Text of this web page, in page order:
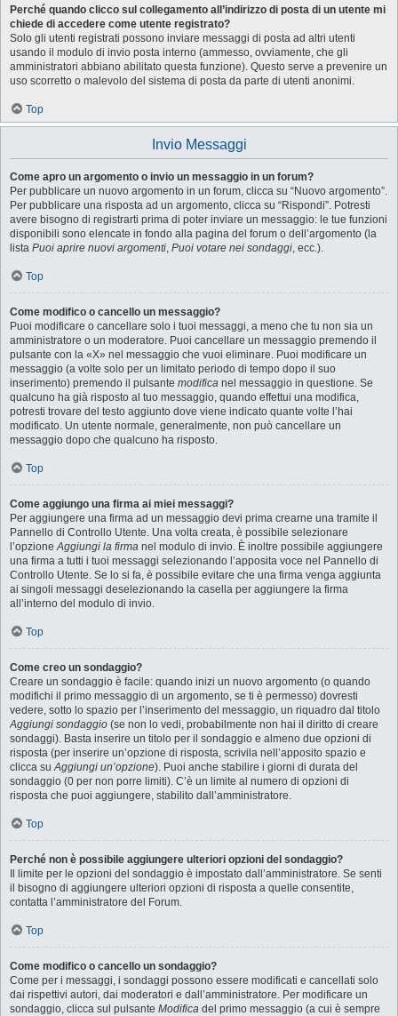
Perché quando clicco sul collegamento all’indirizzo di posta di un utente mi
chiede di accedere come utente registrato?
Solo gli utenti registrati possono inviare messaggi di posta ad altri utenti
usando il modulo di invio posta interno (ammesso, ovviamente, che gli
amministratori abbiano abilitato questa funzione). Questo serve a prevenire un
uso scorretto o malevolo del sistema di posta da parte di utenti anonimi.
Top
Invio Messaggi
Come apro un argomento o invio un messaggio in un forum?
Per pubblicare un nuovo argomento in un forum, clicca su “Nuovo argomento”.
Per pubblicare una risposta ad un argomento, clicca su “Rispondi”. Potresti
avere bisogno di registrarti prima di poter inviare un messaggio: le tue funzioni
disponibili sono elencate in fondo alla pagina del forum o dell’argomento (la
lista Puoi aprire nuovi argomenti, Puoi votare nei sondaggi, ecc.).
Top
Come modifico o cancello un messaggio?
Puoi modificare o cancellare solo i tuoi messaggi, a meno che tu non sia un
amministratore o un moderatore. Puoi cancellare un messaggio premendo il
pulsante con la «X» nel messaggio che vuoi eliminare. Puoi modificare un
messaggio (a volte solo per un limitato periodo di tempo dopo il suo
inserimento) premendo il pulsante modifica nel messaggio in questione. Se
qualcuno ha già risposto al tuo messaggio, quando effettui una modifica,
potresti trovare del testo aggiunto dove viene indicato quante volte l’hai
modificato. Un utente normale, generalmente, non può cancellare un
messaggio dopo che qualcuno ha risposto.
Top
Come aggiungo una firma ai miei messaggi?
Per aggiungere una firma ad un messaggio devi prima crearne una tramite il
Pannello di Controllo Utente. Una volta creata, è possibile selezionare
l’opzioneAggiungi la firma nel modulo di invio. È inoltre possibile aggiungere
una firma a tutti i tuoi messaggi selezionando l’apposita voce nel Pannello di
Controllo Utente. Se lo si fa, è possibile evitare che una firma venga aggiunta
ai singoli messaggi deselezionando la casella per aggiungere la firma
all’interno del modulo di invio.
Top
Come creo un sondaggio?
Creare un sondaggio è facile: quando inizi un nuovo argomento (o quando
modifichi il primo messaggio di un argomento, se ti è permesso) dovresti
vedere, sotto lo spazio per l’inserimento del messaggio, un riquadro dal titolo
Aggiungi sondaggio (se non lo vedi, probabilmente non hai il diritto di creare
sondaggi). Basta inserire un titolo per il sondaggio e almeno due opzioni di
risposta (per inserire un’opzione di risposta, scrivila nell’apposito spazio e
clicca suAggiungi un’opzione). Puoi anche stabilire i giorni di durata del
sondaggio (0 per non porre limiti). C’è un limite al numero di opzioni di
risposta che puoi aggiungere, stabilito dall’amministratore.
Top
Perché non è possibile aggiungere ulteriori opzioni del sondaggio?
Il limite per le opzioni del sondaggio è impostato dall’amministratore. Se senti
il bisogno di aggiungere ulteriori opzioni di risposta a quelle consentite,
contatta l’amministratore del Forum.
Top
Come modifico o cancello un sondaggio?
Come per i messaggi, i sondaggi possono essere modificati e cancellati solo
dai rispettivi autori, dai moderatori e dall’amministratore. Per modificare un
sondaggio, clicca sul pulsante Modifica del primo messaggio (a cui è sempre